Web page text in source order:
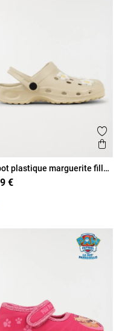
favoris
plastique marguerite fille
30)
€